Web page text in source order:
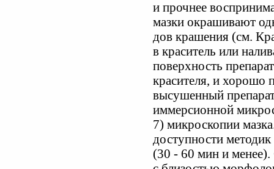
и прочнее
мазки окрашивают
дов крашения (см.
в краситель или
поверхность
красителя, и хорошо
высушенный
иммерсионной
7) микроскопии
доступности методик
(30 - 60 мин и менее).